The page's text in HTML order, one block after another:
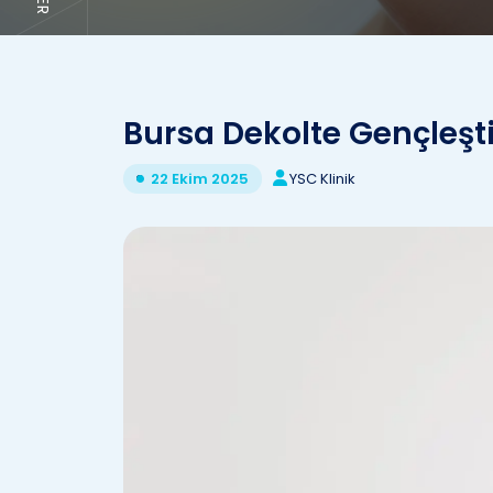
Bursa Dekolte
22 Ekim 2025 YSC Klinik